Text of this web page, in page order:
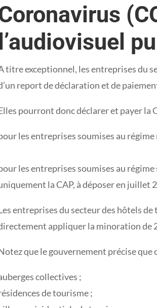
titre exceptionnel, les entreprises du
report de déclaration et de
pourront donc déclarer et payer la
les entreprises soumises au
les entreprises soumises au
la CAP, à déposer en juillet
entreprises du secteur des hôtels
appliquer la minoration de
que le gouvernement précise que
collectives ;
de tourisme ;